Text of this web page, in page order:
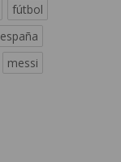
fútbol
españa
messi